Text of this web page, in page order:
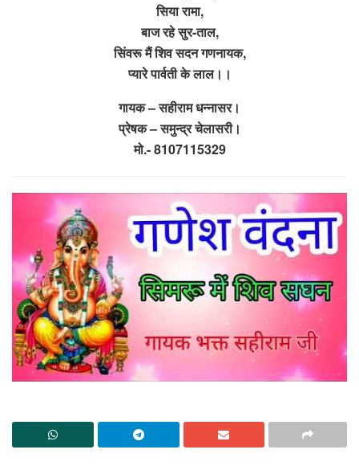
सिया रामा,
बाज रहे सुर-ताल,
सिंवरू मैं शिव सदन गणनायक,
प्यारे पार्वती के लाल।।
गायक – सहीराम धन्नासर।
प्रेषक – समुन्द्र चेलासरी।
मो.- 8107115329